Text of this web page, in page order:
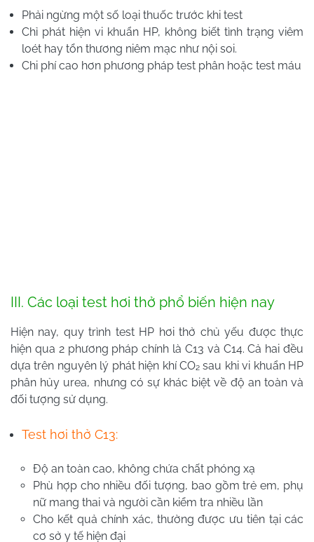
Phải ngừng một số loại thuốc trước khi test
Chỉ phát hiện vi khuẩn HP, không biết tình trạng viêm
loét hay tổn thương niêm mạc như nội soi.
Chi phí cao hơn phương pháp test phân hoặc test máu
III. Các loại test hơi thở phổ biến hiện nay
Hiện nay, quy trình test HP hơi thở chủ yếu được thực
hiện qua 2 phương pháp chính là C13 và C14. Cả hai đều
dựa trên nguyên lý phát hiện khí CO₂ sau khi vi khuẩn HP
phân hủy urea, nhưng có sự khác biệt về độ an toàn và
đối tượng sử dụng.
Test hơi thở C13:
Độ an toàn cao, không chứa chất phóng xạ
Phù hợp cho nhiều đối tượng, bao gồm trẻ em, phụ
nữ mang thai và người cần kiểm tra nhiều lần
Cho kết quả chính xác, thường được ưu tiên tại các
cơ sở y tế hiện đại